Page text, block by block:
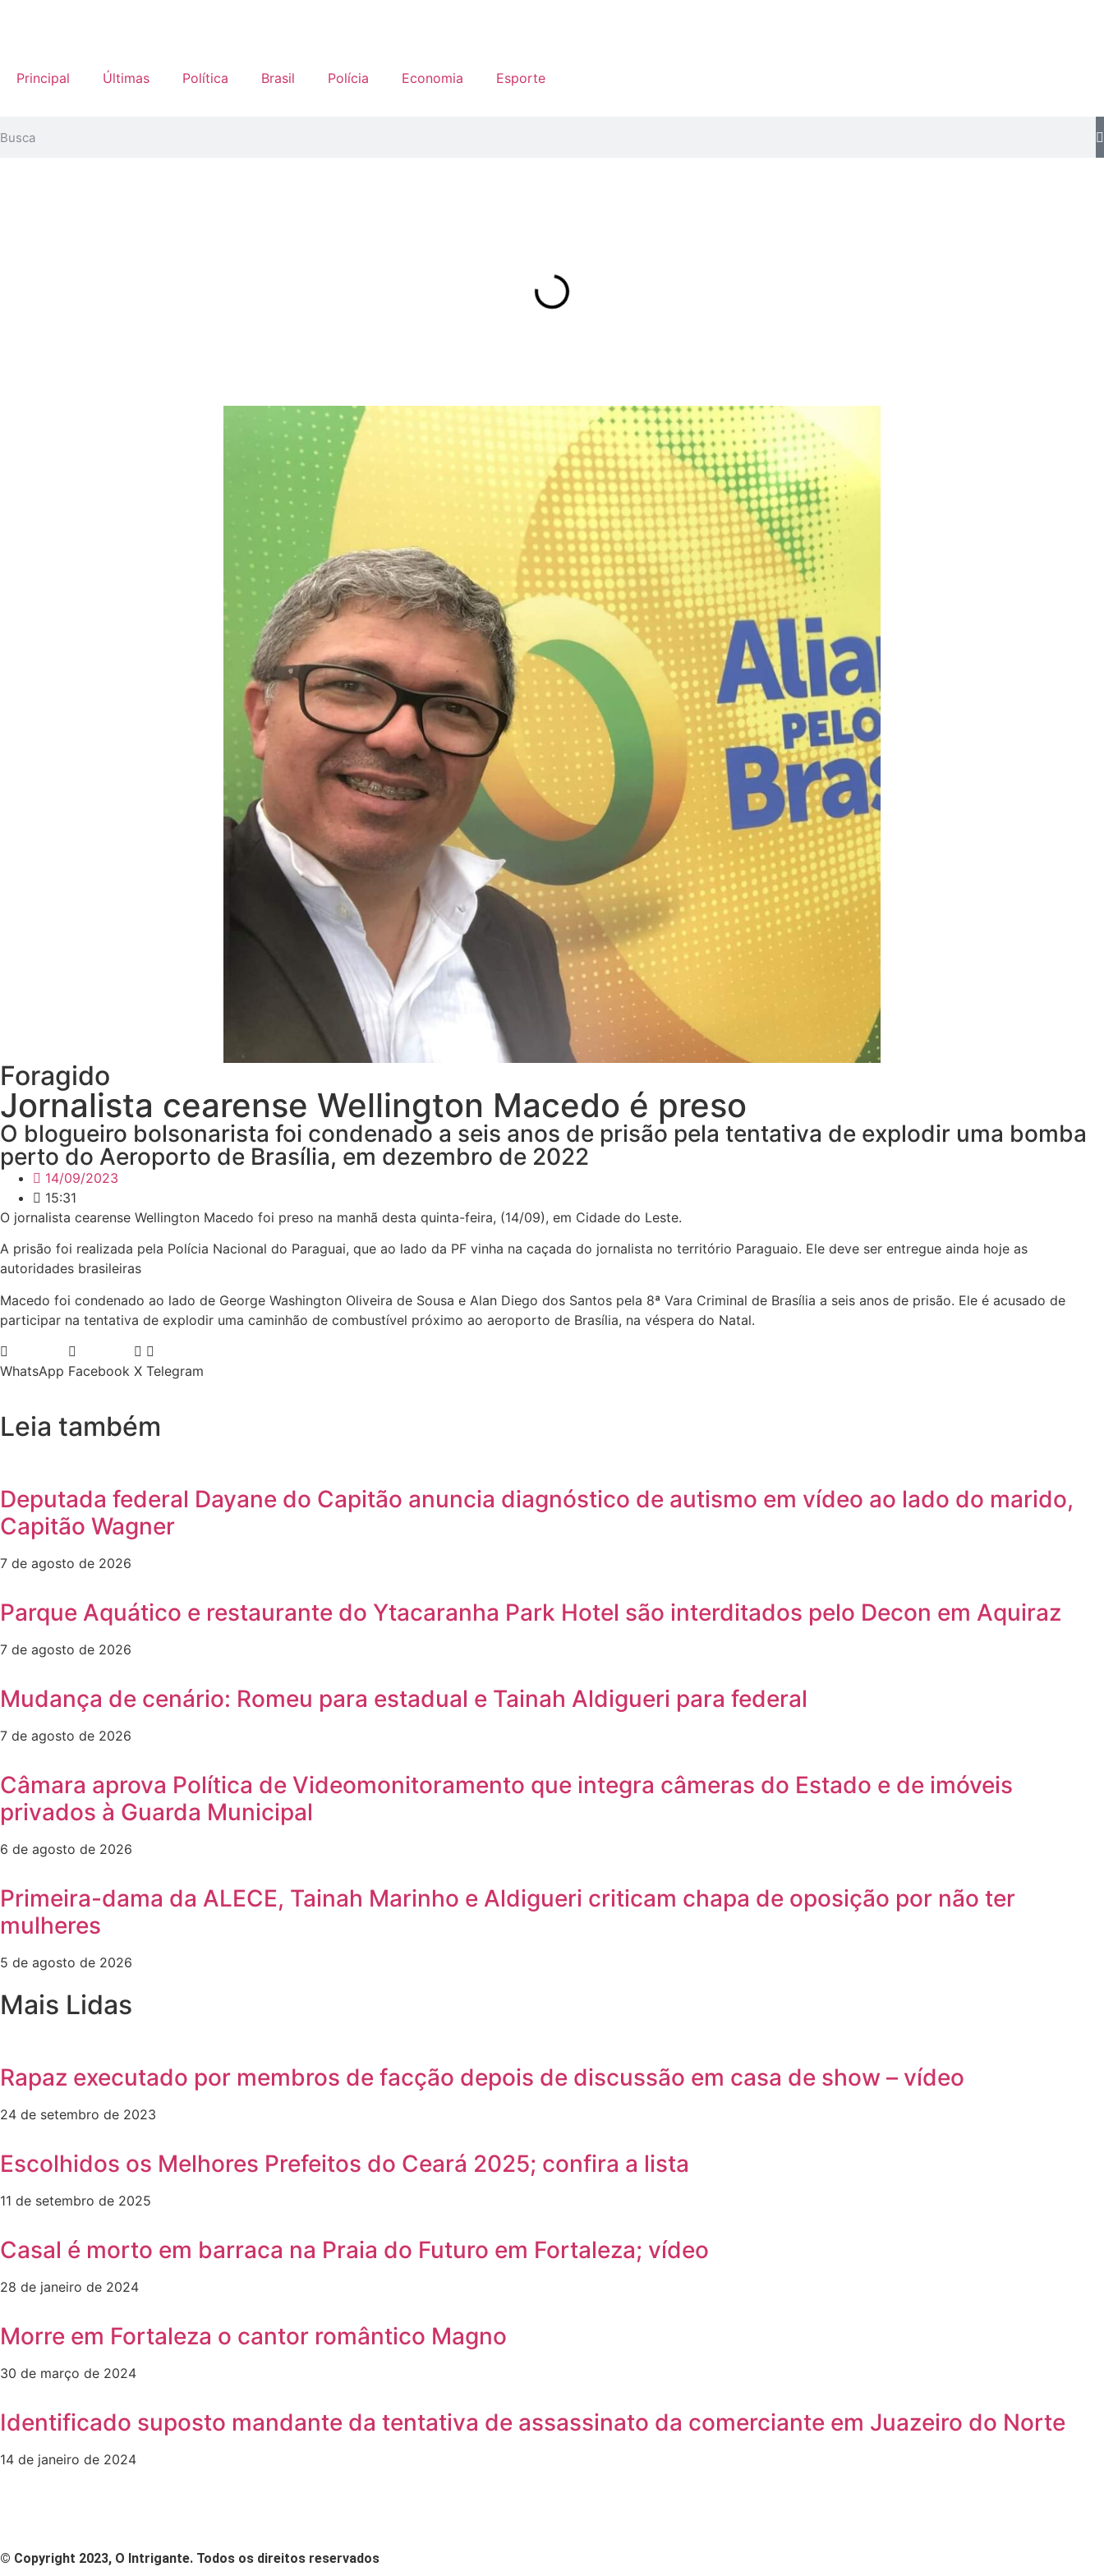
Principal Últimas Política Brasil Polícia Economia Esporte
Foragido
Jornalista cearense Wellington Macedo é preso
O blogueiro bolsonarista foi condenado a seis anos de prisão pela tentativa de explodir uma bomba
perto do Aeroporto de Brasília, em dezembro de 2022
14/09/2023
15:31
O jornalista cearense Wellington Macedo foi preso na manhã desta quinta-feira, (14/09), em Cidade do Leste.
A prisão foi realizada pela Polícia Nacional do Paraguai, que ao lado da PF vinha na caçada do jornalista no território Paraguaio. Ele deve ser entregue ainda hoje as
autoridades brasileiras
Macedo foi condenado ao lado de George Washington Oliveira de Sousa e Alan Diego dos Santos pela 8ª Vara Criminal de Brasília a seis anos de prisão. Ele é acusado de
participar na tentativa de explodir uma caminhão de combustível próximo ao aeroporto de Brasília, na véspera do Natal.
WhatsApp Facebook X Telegram
Leia também
Deputada federal Dayane do Capitão anuncia diagnóstico de autismo em vídeo ao lado do marido,
Capitão Wagner
7 de agosto de 2026
Parque Aquático e restaurante do Ytacaranha Park Hotel são interditados pelo Decon em Aquiraz
7 de agosto de 2026
Mudança de cenário: Romeu para estadual e Tainah Aldigueri para federal
7 de agosto de 2026
Câmara aprova Política de Videomonitoramento que integra câmeras do Estado e de imóveis
privados à Guarda Municipal
6 de agosto de 2026
Primeira-dama da ALECE, Tainah Marinho e Aldigueri criticam chapa de oposição por não ter
mulheres
5 de agosto de 2026
Mais Lidas
Rapaz executado por membros de facção depois de discussão em casa de show – vídeo
24 de setembro de 2023
Escolhidos os Melhores Prefeitos do Ceará 2025; confira a lista
11 de setembro de 2025
Casal é morto em barraca na Praia do Futuro em Fortaleza; vídeo
28 de janeiro de 2024
Morre em Fortaleza o cantor romântico Magno
30 de março de 2024
Identificado suposto mandante da tentativa de assassinato da comerciante em Juazeiro do Norte
14 de janeiro de 2024
© Copyright 2023, O Intrigante. Todos os direitos reservados